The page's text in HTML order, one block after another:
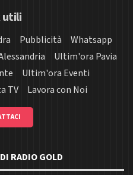
utili
Pubblicità
Whatsapp
Ultim'ora Pavia
Ultim'ora Eventi
TV Lavora con Noi
RADIO GOLD